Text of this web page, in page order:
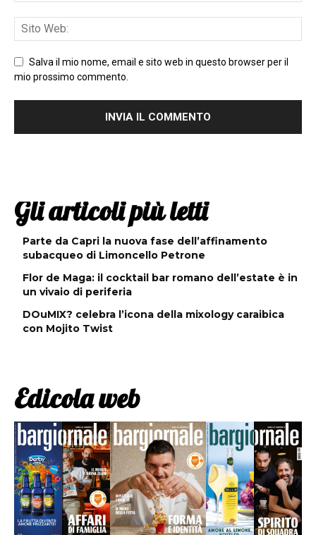
Salva il mio nome, email e sito web in questo browser per il
mio prossimo commento.
Gli articoli più letti
Parte da Capri la nuova fase dell’affinamento
subacqueo di Limoncello Petrone
Flor de Maga: il cocktail bar romano dell’estate è in
un vivaio di periferia
DOuMIX? celebra l’icona della mixology caraibica
con Mojito Twist
Edicola web